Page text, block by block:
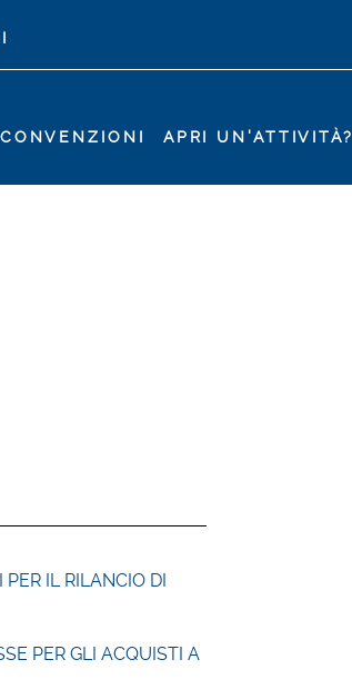
CONVENZIONI APRI UN'ATTIVITÀ?
IL RILANCIO DI
PER GLI ACQUISTI A